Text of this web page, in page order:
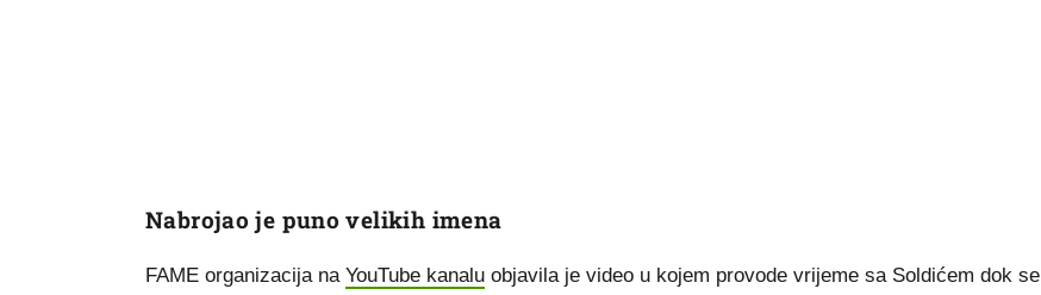
Nabrojao je puno velikih imena
FAME organizacija na YouTube kanalu objavila je video u kojem provode vrijeme sa Soldićem dok se